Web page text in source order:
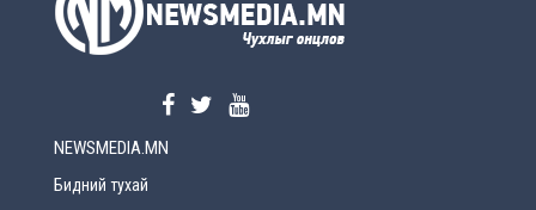
2026-08-5
2026-08-5
NEWSMEDIA.MN
Бидний тухай